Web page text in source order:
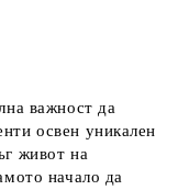
важност да
освен уникален
живот на
начало да